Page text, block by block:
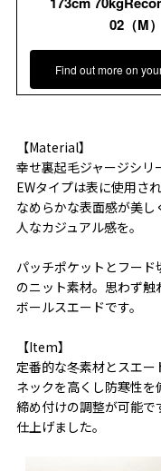
02（M）
Find out more on
【Material】
幸せ裏起毛ジャージシリ
EWタイプは表に使用さ
なめらかな表面感が美
人なカジュアル感を。
パッチポケットとフー
のニット素材。思わず
ボールスエードです。
【Item】
定番的な冬素材とスエー
ネックを高くし防寒性を
締め付けの調整が可能で
仕上げました。